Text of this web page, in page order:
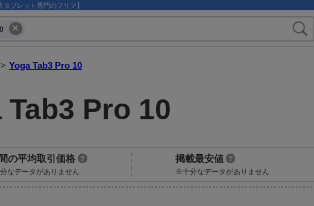
ブレット専門のフリマ】
> Yoga Tab3 Pro 10
Tab3 Pro 10
の平均取引価格 ?
なデータがありません
掲載最安値
?
※十分なデータがありません